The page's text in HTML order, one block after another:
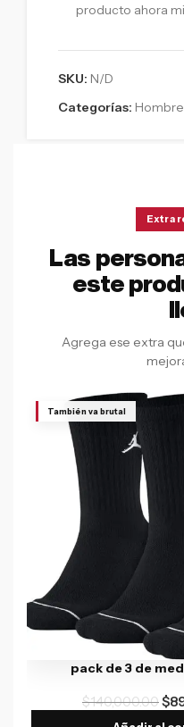
producto ahora
SKU: N/D
Categorías: Hombre
Extra
Las
este
Agrega ese extra
También va brutal
pack de 3 de
$140,000.00$